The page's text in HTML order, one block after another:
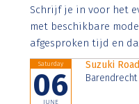
Aenean faucibus nibh
imperdiet. Nunc ut sem
Schrijf je in voor het
met beschikbare
afgesproken tijd en
Saturday
06
JUNE
Suzuki
Barendrecht